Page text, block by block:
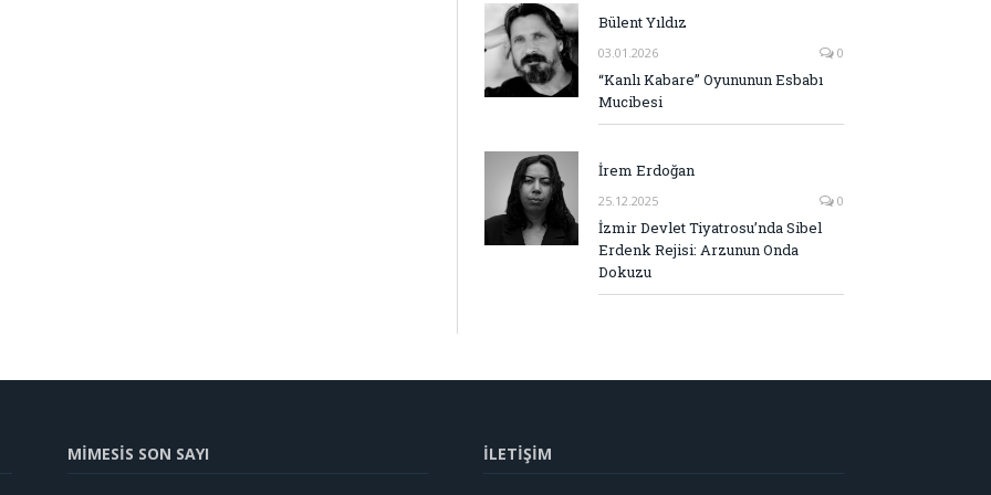
Bülent Yıldız
03.01.2026 0
“Kanlı Kabare” Oyununun Esbabı
Mucibesi
İrem Erdoğan
25.12.2025 0
İzmir Devlet Tiyatrosu’nda Sibel
Erdenk Rejisi: Arzunun Onda
Dokuzu
MİMESİS SON SAYI İLETİŞİM